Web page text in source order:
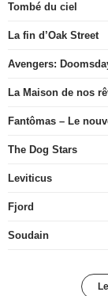
Tombé du ciel
La fin d’Oak Street
Avengers:
La Maison de nos
Fantômas – Le
The Dog Stars
Leviticus
Fjord
Soudain